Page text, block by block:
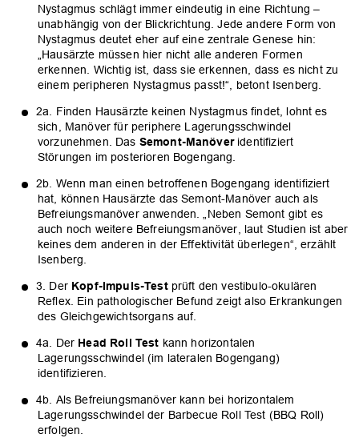
OK
Nystagmus schlägt immer eindeutig in eine Richtung –
unabhängig von der Blickrichtung. Jede andere Form von
Nystagmus deutet eher auf eine zentrale Genese hin:
„Hausärzte müssen hier nicht alle anderen Formen
erkennen. Wichtig ist, dass sie erkennen, dass es nicht zu
einem peripheren Nystagmus passt!“, betont Isenberg.
2a. Finden Hausärzte keinen Nystagmus findet, lohnt es
sich, Manöver für periphere Lagerungsschwindel
vorzunehmen. Das Semont-Manöveridentifiziert
Störungen im posterioren Bogengang.
2b. Wenn man einen betroffenen Bogengang identifiziert
hat, können Hausärzte das Semont-Manöver auch als
Befreiungsmanöver anwenden. „Neben Semont gibt es
auch noch weitere Befreiungsmanöver, laut Studien ist aber
keines dem anderen in der Effektivität überlegen“, erzählt
Isenberg.
3. Der Kopf-Impuls-Testprüft den vestibulo-okulären
Reflex. Ein pathologischer Befund zeigt also Erkrankungen
des Gleichgewichtsorgans auf.
4a. Der Head Roll Test kann horizontalen
Lagerungsschwindel (im lateralen Bogengang)
identifizieren.
4b. Als Befreiungsmanöver kann bei horizontalem
Lagerungsschwindel der Barbecue Roll Test (BBQ Roll)
erfolgen.